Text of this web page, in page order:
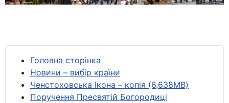
Головна сторінка
Новини – вибір країни
Ченстоховська Ікона – копія (6,638MB)
Поручення Пресвятій Богородиці